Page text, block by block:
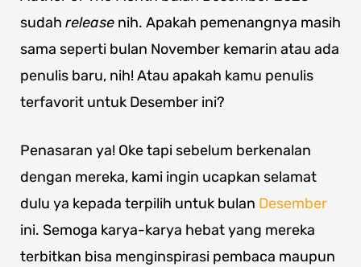
sudah release nih. Apakah pemenangnya masih
sama seperti bulan November kemarin atau ada
penulis baru, nih! Atau apakah kamu penulis
terfavorit untuk Desember ini?
Penasaran ya! Oke tapi sebelum berkenalan
dengan mereka, kami ingin ucapkan selamat
dulu ya kepada terpilih untuk bulan Desember
ini. Semoga karya-karya hebat yang mereka
terbitkan bisa menginspirasi pembaca maupun